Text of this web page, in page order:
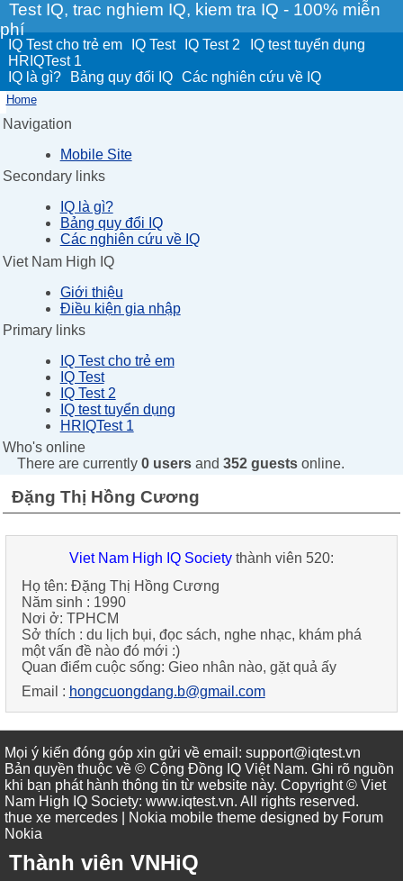
Test IQ, trac nghiem IQ, kiem tra IQ - 100% miễn
phí
IQ Test cho trẻ em IQ Test IQ Test 2
IQ test tuyển dụng
HRIQTest 1
IQ là gì?
Bảng quy đổi IQ Các nghiên cứu về IQ
Home
Navigation
Mobile Site
Secondary links
IQ là gì?
Bảng quy đổi IQ
Các nghiên cứu về IQ
Viet Nam High IQ
Giới thiệu
Điều kiện gia nhập
Primary links
IQ Test cho trẻ em
IQ Test
IQ Test 2
IQ test tuyển dụng
HRIQTest 1
Who's online
There are currently 0 usersand 352 guestsonline.
Đặng Thị Hồng Cương
Viet Nam High IQ Societythành viên 520:
Họ tên: Đặng Thị Hồng Cương
Năm sinh : 1990
Nơi ở: TPHCM
Sở thích : du lịch bụi, đọc sách, nghe nhạc, khám phá
một vấn đề nào đó mới :)
Quan điểm cuộc sống: Gieo nhân nào, gặt quả ấy
Email : hongcuongdang.b@gmail.com
Mọi ý kiến đóng góp xin gửi về email: support@iqtest.vn
Bản quyền thuộc về © Cộng Đồng IQ Việt Nam. Ghi rõ nguồn
khi bạn phát hành thông tin từ website này. Copyright © Viet
Nam High IQ Society: www.iqtest.vn. All rights reserved.
thue xe mercedes | Nokia mobile theme designed by Forum
Nokia
Thành viên VNHiQ